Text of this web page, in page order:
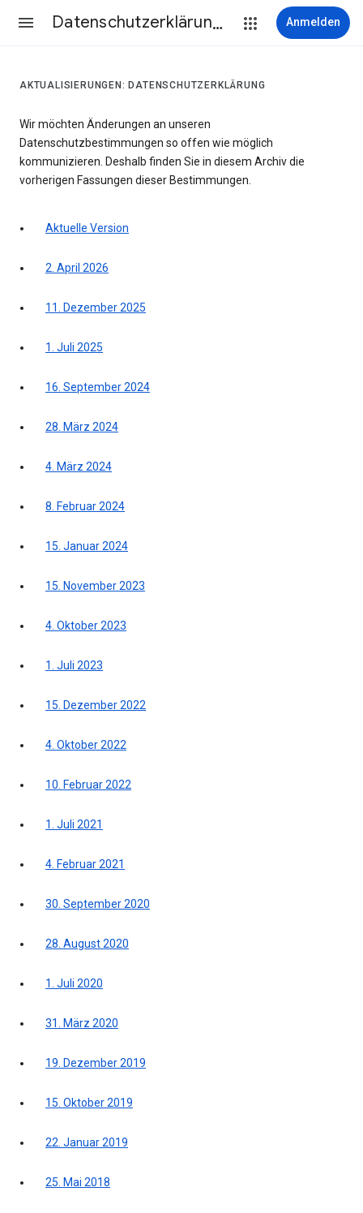
Datenschutzerklärung & Nutzungsbedingungen Anmelden
AKTUALISIERUNGEN: DATENSCHUTZERKLÄRUNG
Wir möchten Änderungen an unseren
Datenschutzbestimmungen so offen wie möglich
kommunizieren. Deshalb finden Sie in diesem Archiv die
vorherigen Fassungen dieser Bestimmungen.
Aktuelle Version
2. April 2026
11. Dezember 2025
1. Juli 2025
16. September 2024
28. März 2024
4. März 2024
8. Februar 2024
15. Januar 2024
15. November 2023
4. Oktober 2023
1. Juli 2023
15. Dezember 2022
4. Oktober 2022
10. Februar 2022
1. Juli 2021
4. Februar 2021
30. September 2020
28. August 2020
1. Juli 2020
31. März 2020
19. Dezember 2019
15. Oktober 2019
22. Januar 2019
25. Mai 2018